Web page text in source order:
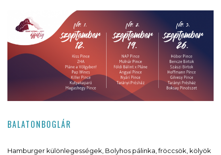
BALATONBOGLÁR
Hamburger különlegességek, Bolyhos pálinka, fröccsök, kölyök